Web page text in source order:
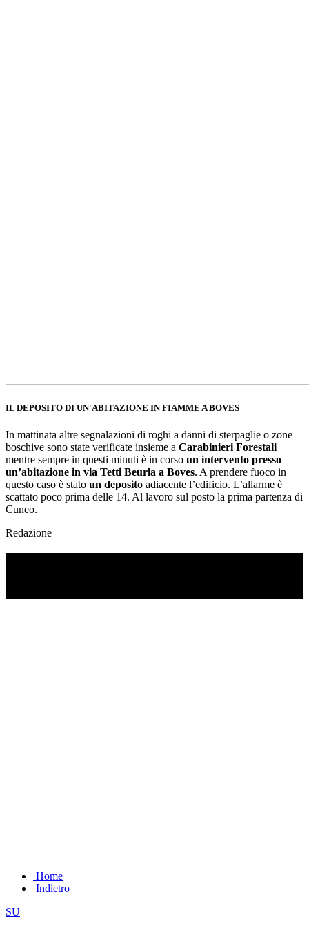
IL DEPOSITO DI UN'ABITAZIONE IN FIAMME A BOVES
In mattinata altre segnalazioni di roghi a danni di sterpaglie o zone
boschive sono state verificate insieme a Carabinieri Forestali
mentre sempre in questi minuti è in corso un intervento presso
un’abitazione in via Tetti Beurla a Boves. A prendere fuoco in
questo caso è stato un deposito adiacente l’edificio. L’allarme è
scattato poco prima delle 14. Al lavoro sul posto la prima partenza di
Cuneo.
Redazione
Home
Indietro
SU